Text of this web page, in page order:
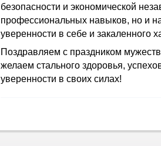
безопасности и экономической
профессиональных навыков, но и
уверенности в себе и закаленного
Поздравляем с праздником
желаем стального здоровья,
уверенности в своих силах!